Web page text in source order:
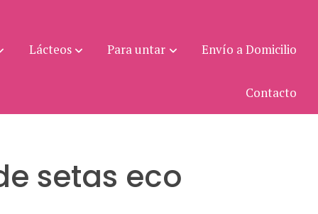
Lácteos Para untar Envío a Domicilio
Contacto
setas eco